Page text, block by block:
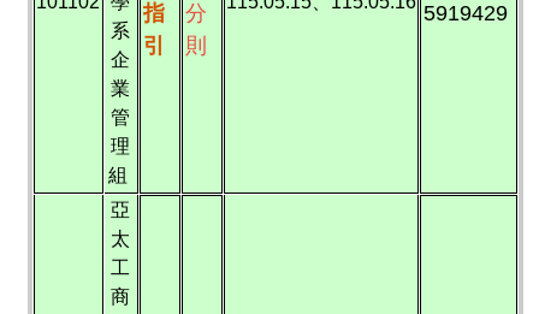
系
企
業
管
理
組
指
引
分
則
5919429
亞
太
工
商